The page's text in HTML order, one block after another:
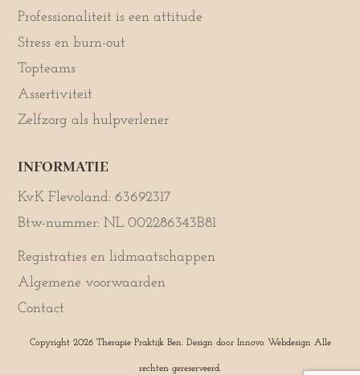
Professionaliteit is een attitude
Stress en burn-out
Topteams
Assertiviteit
Zelfzorg als hulpverlener
INFORMATIE
KvK Flevoland: 63692317
Btw-nummer: NL 002286343B81
Registraties en lidmaatschappen
Algemene voorwaarden
Contact
Copyright 2026 Therapie Praktijk Ben. Design door Innovo Webdesign Alle
rechten gereserveerd.